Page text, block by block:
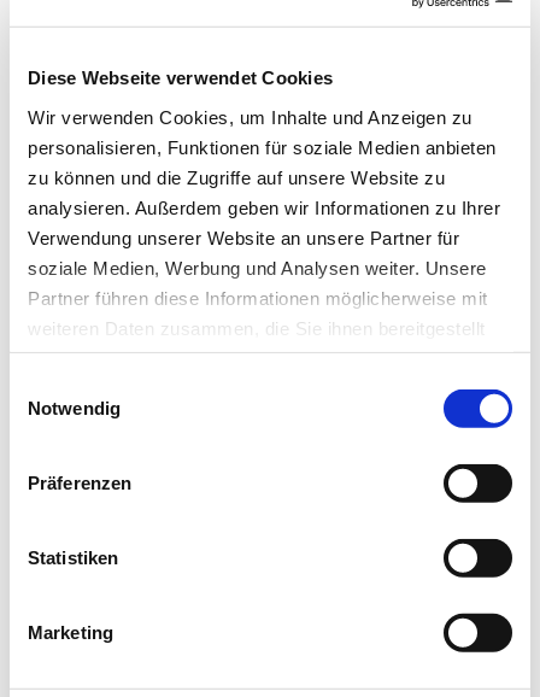
Diese Webseite verwendet Cookies
Wir verwenden Cookies, um Inhalte und Anzeigen zu
personalisieren, Funktionen für soziale Medien anbieten
zu können und die Zugriffe auf unsere Website zu
analysieren. Außerdem geben wir Informationen zu Ihrer
Verwendung unserer Website an unsere Partner für
soziale Medien, Werbung und Analysen weiter. Unsere
Partner führen diese Informationen möglicherweise mit
weiteren Daten zusammen, die Sie ihnen bereitgestellt
haben oder die sie im Rahmen Ihrer Nutzung der Dienste
Notwendig
Präferenzen
Statistiken
Marketing
Möglichkeit zum Beispiel mit einer Impfung gegen
Windpocken-Impfungen gegebenenfalls gegenzusteuern.
(idw, red)
Literatur:
Johannes Horn , André Karch , Oliver Damm et al.:
Current and future effects of varicella and herpes
zoster vaccination in Germany – insights from a
Immunotherapeutics ; DOI:
Artikel teilen